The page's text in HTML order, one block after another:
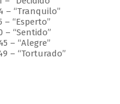
– “Tranquilo”
– “Esperto”
– “Sentido”
– “Alegre”
– “Torturado”